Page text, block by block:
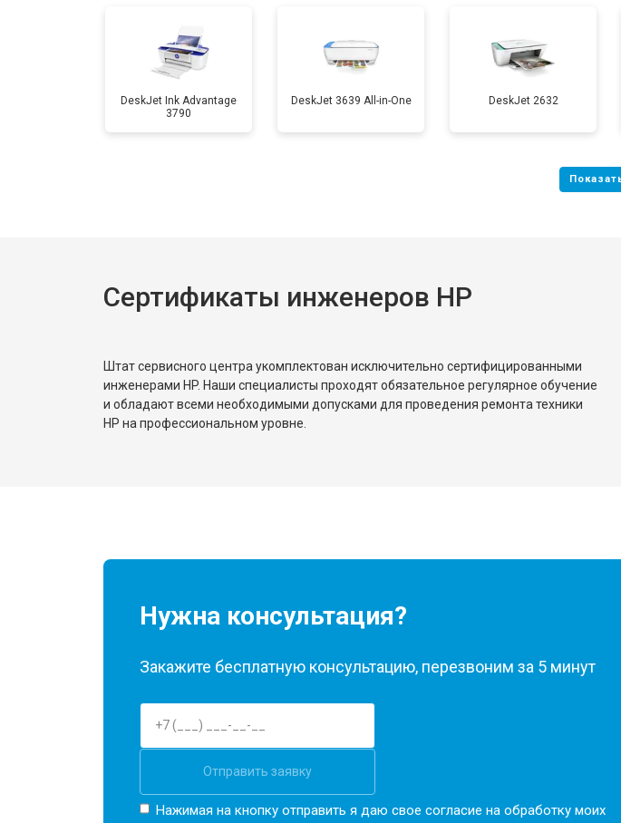
DeskJet Ink Advantage
3790
DeskJet 3639 All-in-One DeskJet 2632
Сертификаты инженеров HP
Штат сервисного центра укомплектован исключительно сертифицированными
инженерами HP. Наши специалисты проходят обязательное регулярное обучение
и обладают всеми необходимыми допусками для проведения ремонта техники
HP на профессиональном уровне.
Нужна консультация?
Закажите бесплатную консультацию, перезвоним за 5 минут
Отправить заявку
Нажимая на кнопку отправить я даю свое согласие на обработку моих